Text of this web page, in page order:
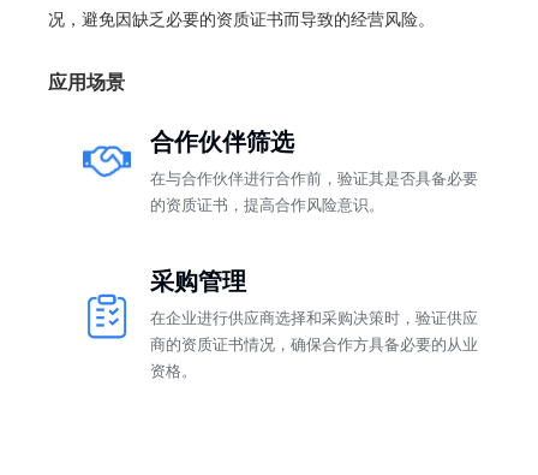
况，避免因缺乏必要的资质证书而导致的经营风险。
应用场景
合作伙伴筛选
在与合作伙伴进行合作前，验证其是否具备必要
的资质证书，提高合作风险意识。
采购管理
在企业进行供应商选择和采购决策时，验证供应
商的资质证书情况，确保合作方具备必要的从业
资格。